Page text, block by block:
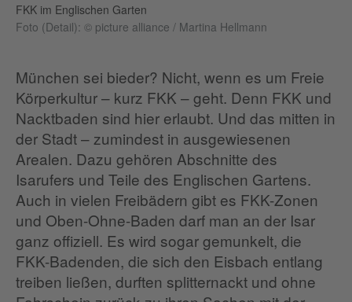
FKK im Englischen Garten
Foto (Detail): © picture alliance / Martina Hellmann
München sei bieder? Nicht, wenn es um Freie
Körperkultur – kurz FKK – geht. Denn FKK und
Nacktbaden sind hier erlaubt. Und das mitten in
der Stadt – zumindest in ausgewiesenen
Arealen. Dazu gehören Abschnitte des
Isarufers und Teile des Englischen Gartens.
Auch in vielen Freibädern gibt es FKK-Zonen
und Oben-Ohne-Baden darf man an der Isar
ganz offiziell. Es wird sogar gemunkelt, die
FKK-Badenden, die sich den Eisbach entlang
treiben ließen, durften splitternackt und ohne